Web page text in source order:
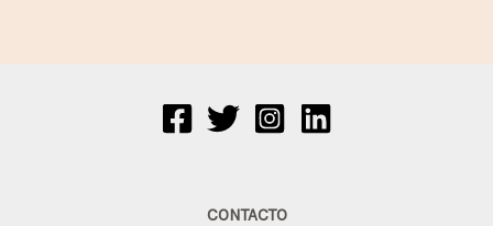
CONTACTO